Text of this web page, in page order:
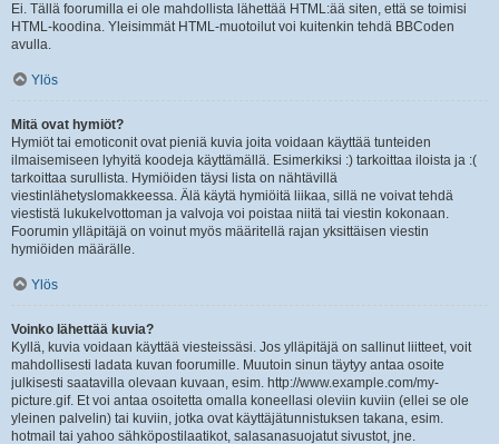
Ei. Tällä foorumilla ei ole mahdollista lähettää HTML:ää siten, että se toimisi
HTML-koodina. Yleisimmät HTML-muotoilut voi kuitenkin tehdä BBCoden
avulla.
Ylös
Mitä ovat hymiöt?
Hymiöt tai emoticonit ovat pieniä kuvia joita voidaan käyttää tunteiden
ilmaisemiseen lyhyitä koodeja käyttämällä. Esimerkiksi :) tarkoittaa iloista ja :(
tarkoittaa surullista. Hymiöiden täysi lista on nähtävillä
viestinlähetyslomakkeessa. Älä käytä hymiöitä liikaa, sillä ne voivat tehdä
viestistä lukukelvottoman ja valvoja voi poistaa niitä tai viestin kokonaan.
Foorumin ylläpitäjä on voinut myös määritellä rajan yksittäisen viestin
hymiöiden määrälle.
Ylös
Voinko lähettää kuvia?
Kyllä, kuvia voidaan käyttää viesteissäsi. Jos ylläpitäjä on sallinut liitteet, voit
mahdollisesti ladata kuvan foorumille. Muutoin sinun täytyy antaa osoite
julkisesti saatavilla olevaan kuvaan, esim. http://www.example.com/my-
picture.gif. Et voi antaa osoitetta omalla koneellasi oleviin kuviin (ellei se ole
yleinen palvelin) tai kuviin, jotka ovat käyttäjätunnistuksen takana, esim.
hotmail tai yahoo sähköpostilaatikot, salasanasuojatut sivustot, jne.